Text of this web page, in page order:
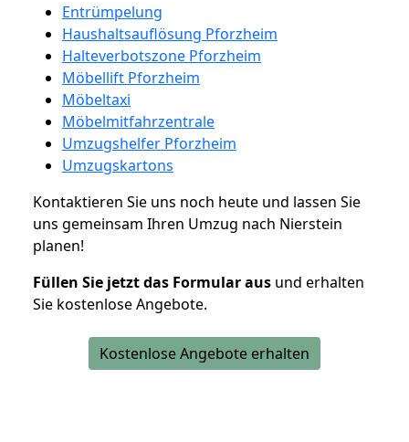
Entrümpelung
Haushaltsauflösung Pforzheim
Halteverbotszone Pforzheim
Möbellift Pforzheim
Möbeltaxi
Möbelmitfahrzentrale
Umzugshelfer Pforzheim
Umzugskartons
Kontaktieren Sie uns noch heute und lassen Sie
uns gemeinsam Ihren Umzug nach Nierstein
planen!
Füllen Sie jetzt das Formular aus und erhalten
Sie kostenlose Angebote.
Kostenlose Angebote erhalten